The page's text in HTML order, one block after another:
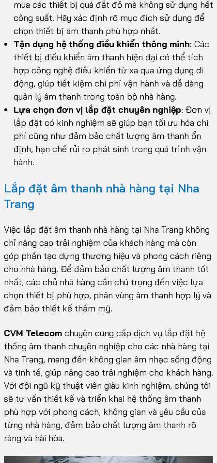
mua các thiết bị quá đắt đỏ mà không sử dụng hết
công suất. Hãy xác định rõ mục đích sử dụng để
chọn thiết bị âm thanh phù hợp nhất.
Tận dụng hệ thống điều khiển thông minh: Các
thiết bị điều khiển âm thanh hiện đại có thể tích
hợp công nghệ điều khiển từ xa qua ứng dụng di
động, giúp tiết kiệm chi phí vận hành và dễ dàng
quản lý âm thanh trong toàn bộ nhà hàng.
Lựa chọn đơn vị lắp đặt chuyên nghiệp: Đơn vị
lắp đặt có kinh nghiệm sẽ giúp bạn tối ưu hóa chi
phí cũng như đảm bảo chất lượng âm thanh ổn
định, hạn chế rủi ro phát sinh trong quá trình vận
hành.
Lắp đặt âm thanh nhà hàng tại Nha
Trang
Việc lắp đặt âm thanh nhà hàng tại Nha Trang không
chỉ nâng cao trải nghiệm của khách hàng mà còn
góp phần tạo dựng thương hiệu và phong cách riêng
cho nhà hàng. Để đảm bảo chất lượng âm thanh tốt
nhất, các chủ nhà hàng cần chú trọng đến việc lựa
chọn thiết bị phù hợp, phân vùng âm thanh hợp lý và
đảm bảo thiết kế thẩm mỹ.
CVM Telecom chuyên cung cấp dịch vụ lắp đặt hệ
thống âm thanh chuyên nghiệp cho các nhà hàng tại
Nha Trang, mang đến không gian âm nhạc sống động
và tinh tế, giúp nâng cao trải nghiệm cho khách hàng.
Với đội ngũ kỹ thuật viên giàu kinh nghiệm, chúng tôi
sẽ tư vấn thiết kế và triển khai hệ thống âm thanh
phù hợp với phong cách, không gian và yêu cầu của
từng nhà hàng, đảm bảo chất lượng âm thanh rõ
ràng và hài hòa.